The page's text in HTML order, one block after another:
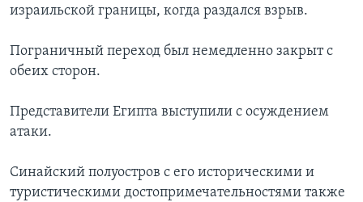
израильской границы, когда раздался взрыв.
Пограничный переход был немедленно закрыт с
обеих сторон.
Представители Египта выступили с осуждением
атаки.
Синайский полуостров с его историческими и
туристическими достопримечательностями также